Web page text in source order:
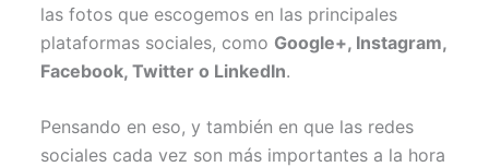
las fotos que escogemos en las principales
plataformas sociales, como Google+, Instagram,
Facebook, Twitter o LinkedIn.
Pensando en eso, y también en que las redes
sociales cada vez son más importantes a la hora